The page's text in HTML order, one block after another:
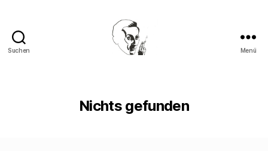
Suchen Menü
Nichts gefunden